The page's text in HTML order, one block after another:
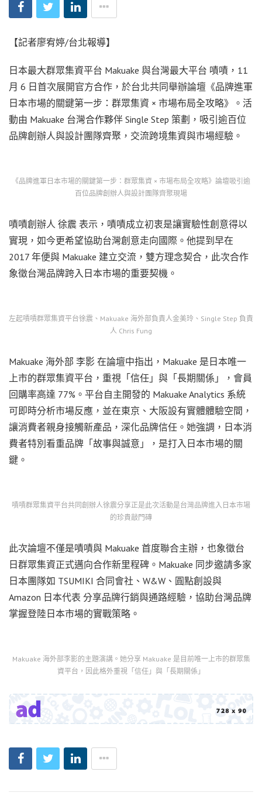
【記者廖宥婷/台北報導】
日本最大群眾集資平台 Makuake 與台灣最大平台 嘖嘖，11
月 6 日首次展開官方合作，於台北共同舉辦論壇《品牌進軍
日本市場的關鍵第一步：群眾集資 × 市場布局全攻略》。活
動由 Makuake 台灣合作夥伴 Single Step 策劃，吸引逾百位
品牌創辦人與設計團隊齊聚，交流跨境集資與市場經驗。
《品牌進軍日本市場的關鍵第一步：群眾集資 × 市場布局全攻略》論壇吸引逾
百位品牌創辦人與設計團隊齊聚現場
嘖嘖創辦人 徐震 表示，嘖嘖成立初衷是讓實驗性創意得以
實現，如今更希望協助台灣創意走向國際。他提到早在
2017 年便與 Makuake 建立交流，雙方理念契合，此次合作
象徵台灣品牌跨入日本市場的重要契機。
左起嘖嘖群眾集資平台徐震、Makuake 海外部負責人金美玲、Single Step 負責
人 Chris Fung
Makuake 海外部 李影 在論壇中指出，Makuake 是日本唯一
上市的群眾集資平台，重視「信任」與「長期關係」，會員
回購率高達 77%。平台自主開發的 Makuake Analytics 系統
可即時分析市場反應，並在東京、大阪設有實體體驗空間，
讓消費者親身接觸新產品，深化品牌信任。她強調，日本消
費者特別看重品牌「故事與誠意」，是打入日本市場的關
鍵。
嘖嘖群眾集資平台共同創辦人徐震分享正是此次活動是台灣品牌進入日本市場
的珍貴敲門磚
此次論壇不僅是嘖嘖與 Makuake 首度聯合主辦，也象徵台
日群眾集資正式邁向合作新里程碑。Makuake 同步邀請多家
日本團隊如 TSUMIKI 合同會社、W&W、圓點創設與
Amazon 日本代表 分享品牌行銷與通路經驗，協助台灣品牌
掌握登陸日本市場的實戰策略。
Makuake 海外部李影的主題演講。她分享 Makuake 是目前唯一上市的群眾集
資平台，因此格外重視「信任」與「長期關係」